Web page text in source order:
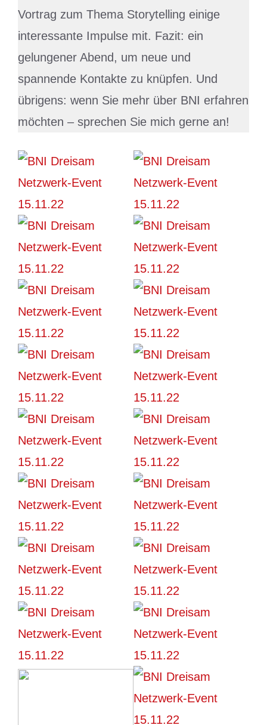
Vortrag zum Thema Storytelling einige
interessante Impulse mit. Fazit: ein
gelungener Abend, um neue und
spannende Kontakte zu knüpfen. Und
übrigens: wenn Sie mehr über BNI erfahren
möchten – sprechen Sie mich gerne an!